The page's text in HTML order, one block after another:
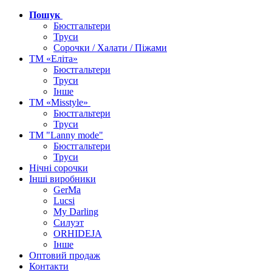
Пошук
Бюстгальтери
Труси
Сорочки / Халати / Піжами
ТМ «Еліта»
Бюстгальтери
Труси
Інше
ТМ «Misstyle»
Бюстгальтери
Труси
ТМ "Lanny mode"
Бюстгальтери
Труси
Нічні сорочки
Інші виробники
GerMa
Lucsi
My Darling
Силуэт
ORHIDEJA
Інше
Оптовий продаж
Контакти